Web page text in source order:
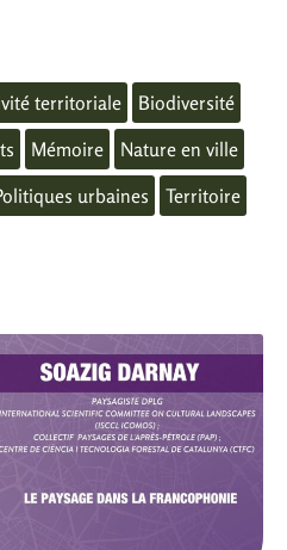
territoriale
Biodiversité
Mémoire
Nature en ville
urbaines
Territoire